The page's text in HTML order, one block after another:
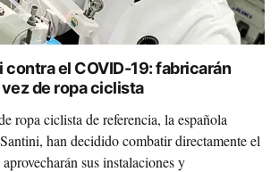
contra el COVID-19: fabricarán
de ropa ciclista
ropa ciclista de referencia, la española
han decidido combatir directamente el
sus instalaciones y